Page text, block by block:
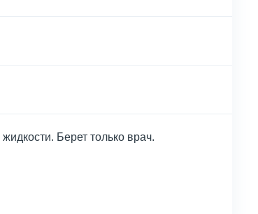
Берет только врач.